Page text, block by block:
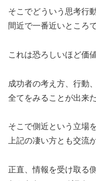
そこでどういう思考行
間近で一番近いところ
これは恐ろしいほど価
成功者の考え方、行動
全てをみることが出来
そこで側近という立場
上記の凄い方とも交流
正直、情報を受け取る